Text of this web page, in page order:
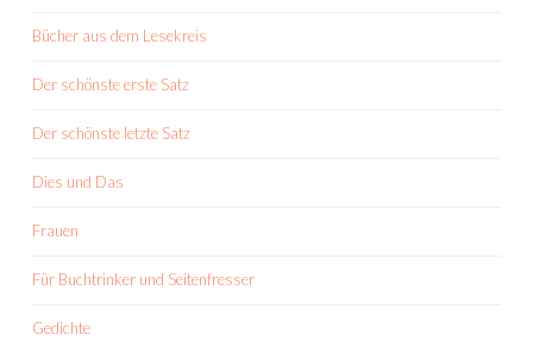
Bücher aus dem Lesekreis
Der schönste erste Satz
Der schönste letzte Satz
Dies und Das
Frauen
Für Buchtrinker und Seitenfresser
Gedichte